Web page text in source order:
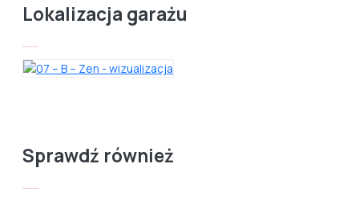
Lokalizacja garażu
Sprawdź również